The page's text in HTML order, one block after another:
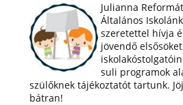
Julianna
Általános Iskolánk
szeretettel hívja
jövendő elsősöket
suli programok
szülőknek tájékoztatót tartunk.
bátran!